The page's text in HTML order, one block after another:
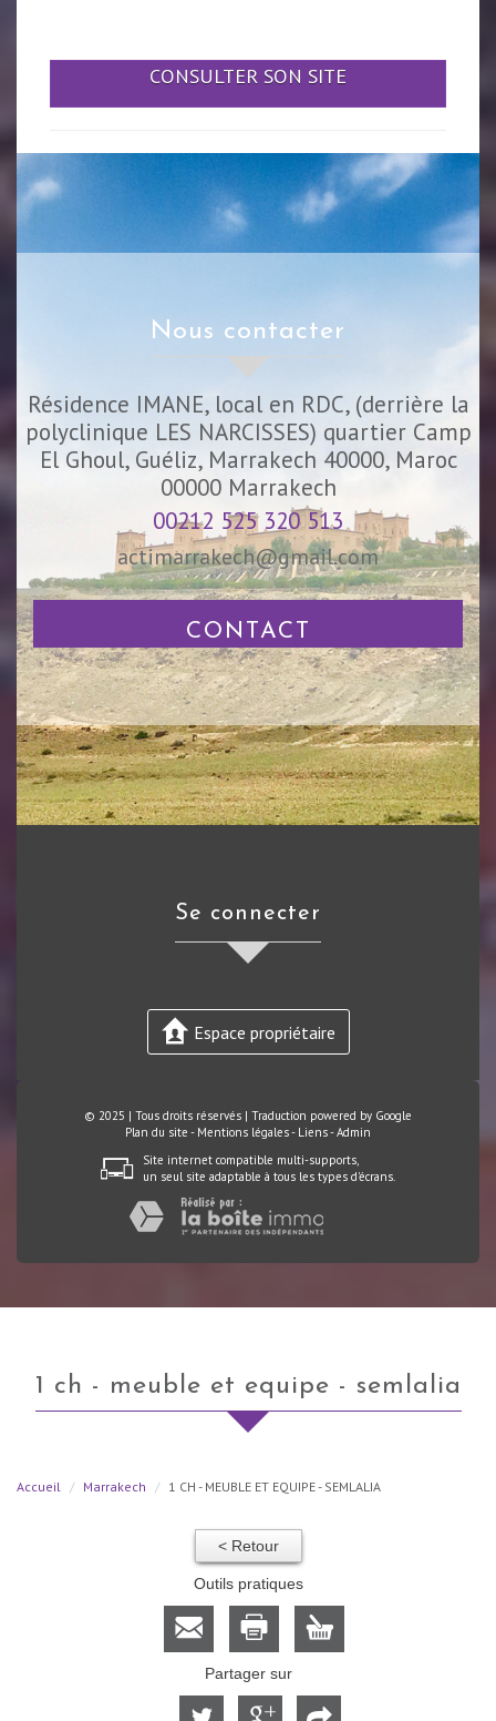
CONSULTER SON SITE
nous contacter
Résidence IMANE, local en RDC, (derrière la
polyclinique LES NARCISSES) quartier Camp
El Ghoul, Guéliz, Marrakech 40000, Maroc
00000 Marrakech
00212 525 320 513
actimarrakech@gmail.com
CONTACT
se connecter
Espace propriétaire
© 2025 | Tous droits réservés | Traduction powered by Google
Plan du site - Mentions légales- Liens-Admin
Site internet compatible multi-supports,
un seul site adaptable à tous les types d'écrans.
1 ch - meuble et equipe - semlalia
Accueil Marrakech 1 CH - MEUBLE ET EQUIPE - SEMLALIA
< Retour
Outils pratiques
Partager sur